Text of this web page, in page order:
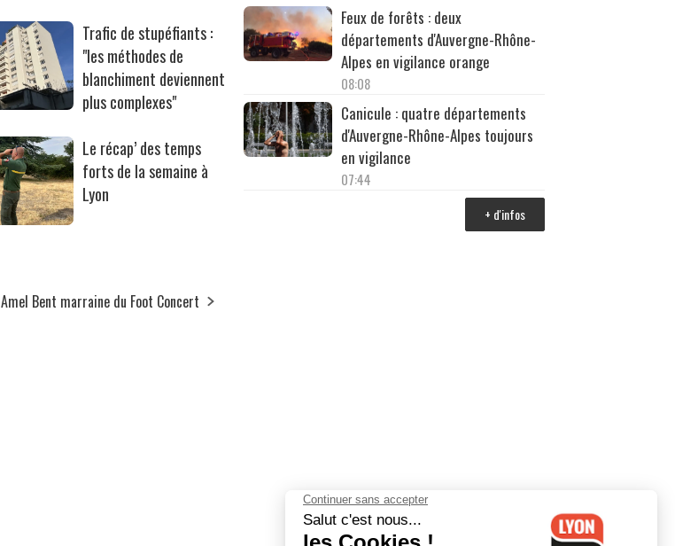
Trafic de stupéfiants :
"les méthodes de
blanchiment deviennent
plus complexes"
Le récap’ des temps
forts de la semaine à
Lyon
Amel Bent marraine du Foot Concert
Feux de forêts : deux
départements d'Auvergne-Rhône-
Alpes en vigilance orange
08:08
Canicule : quatre départements
d'Auvergne-Rhône-Alpes toujours
en vigilance
07:44
+ d'infos